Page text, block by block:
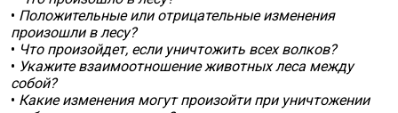
• Положительные или отрицательные изменения
произошли в лесу?
• Что произойдет, если уничтожить всех волков?
• Укажите взаимоотношение животных леса между
собой?
• Какие изменения могут произойти при уничтожении